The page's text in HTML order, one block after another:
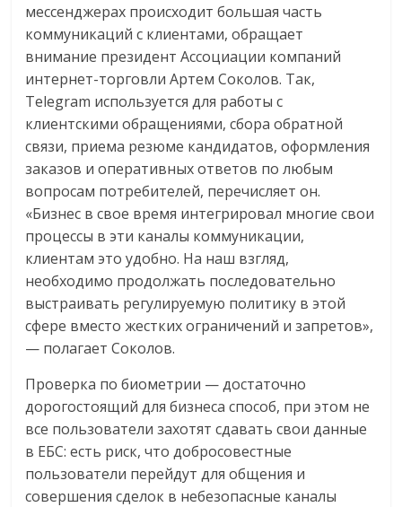
мессенджерах происходит большая часть
коммуникаций с клиентами, обращает
внимание президент Ассоциации компаний
интернет-торговли Артем Соколов. Так,
Telegram используется для работы с
клиентскими обращениями, сбора обратной
связи, приема резюме кандидатов, оформления
заказов и оперативных ответов по любым
вопросам потребителей, перечисляет он.
«Бизнес в свое время интегрировал многие свои
процессы в эти каналы коммуникации,
клиентам это удобно. На наш взгляд,
необходимо продолжать последовательно
выстраивать регулируемую политику в этой
сфере вместо жестких ограничений и запретов»,
— полагает Соколов.
Проверка по биометрии — достаточно
дорогостоящий для бизнеса способ, при этом не
все пользователи захотят сдавать свои данные
в ЕБС: есть риск, что добросовестные
пользователи перейдут для общения и
совершения сделок в небезопасные каналы